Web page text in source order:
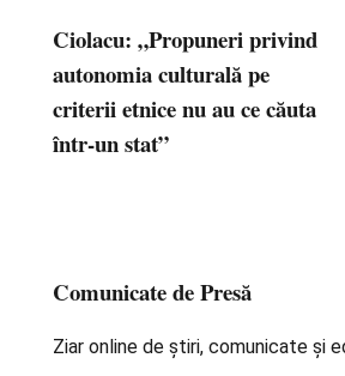
Ciolacu: „Propuneri privind
autonomia culturală pe
criterii etnice nu au ce căuta
într-un stat”
Comunicate de Presă
Ziar online de știri, comunicate și